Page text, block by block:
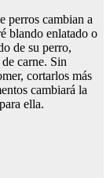
perros cambian a
blando enlatado o
de su perro,
carne. Sin
cortarlos más
cambiará la
ella.